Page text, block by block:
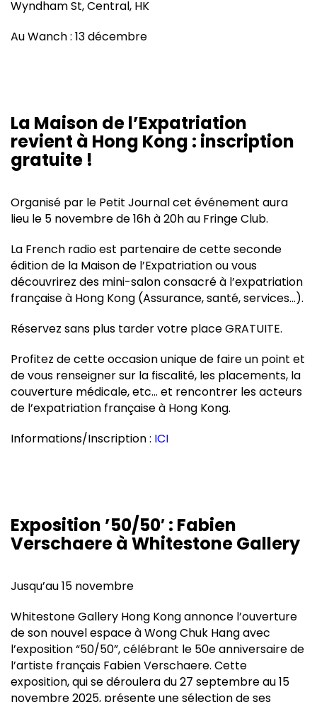
Wyndham St, Central, HK
Au Wanch : 13 décembre
La Maison de l’Expatriation
revient à Hong Kong : inscription
gratuite !
Organisé par le Petit Journal cet événement aura
lieu le 5 novembre de 16h à 20h au Fringe Club.
La French radio est partenaire de cette seconde
édition de la Maison de l’Expatriation ou vous
découvrirez des mini-salon consacré à l’expatriation
française à Hong Kong (Assurance, santé, services…).
Réservez sans plus tarder votre place GRATUITE.
Profitez de cette occasion unique de faire un point et
de vous renseigner sur la fiscalité, les placements, la
couverture médicale, etc… et rencontrer les acteurs
de l’expatriation française à Hong Kong.
Informations/Inscription : ICI
Exposition ’50/50′ : Fabien
Verschaere à Whitestone Gallery
Jusqu’au 15 novembre
Whitestone Gallery Hong Kong annonce l’ouverture
de son nouvel espace à Wong Chuk Hang avec
l’exposition “50/50”, célébrant le 50e anniversaire de
l’artiste français Fabien Verschaere. Cette
exposition, qui se déroulera du 27 septembre au 15
novembre 2025, présente une sélection de ses